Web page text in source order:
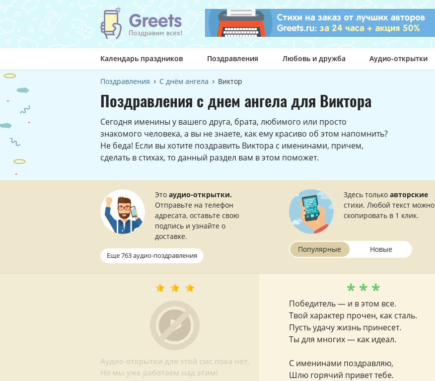
Календарь праздников Поздравления Любовь и дружба Аудио-открытки
Поздравления С днём ангела Виктор
Поздравления с днем ангела для Виктора
Сегодня именины у вашего друга, брата, любимого или просто
знакомого человека, а вы не знаете, как ему красиво об этом напомнить?
Не беда! Если вы хотите поздравить Виктора с именинами, причем,
сделать в стихах, то данный раздел вам в этом поможет.
Это аудио-открытки.
Отправьте на телефон
адресата, оставьте свою
подпись и узнайте о
доставке.
Еще 763 аудио-поздравления
Здесь только авторские
стихи. Любой текст можно
скопировать в 1 клик.
Популярные Новые
* * *
Победитель — и в этом все.
Твой характер прочен, как сталь.
Пусть удачу жизнь принесет.
Ты для многих — как идеал.
С именинами поздравляю,
Шлю горячий привет тебе.